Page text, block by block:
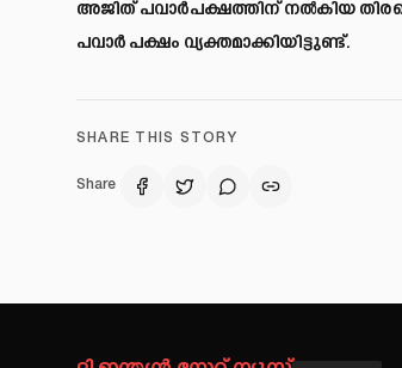
അജിത് പവാർപക്ഷത്തിന് നല്‍കിയ
പവാർ പക്ഷം വ്യക്തമാക്കിയിട്ടുണ്ട്.
SHARE THIS STORY
Share